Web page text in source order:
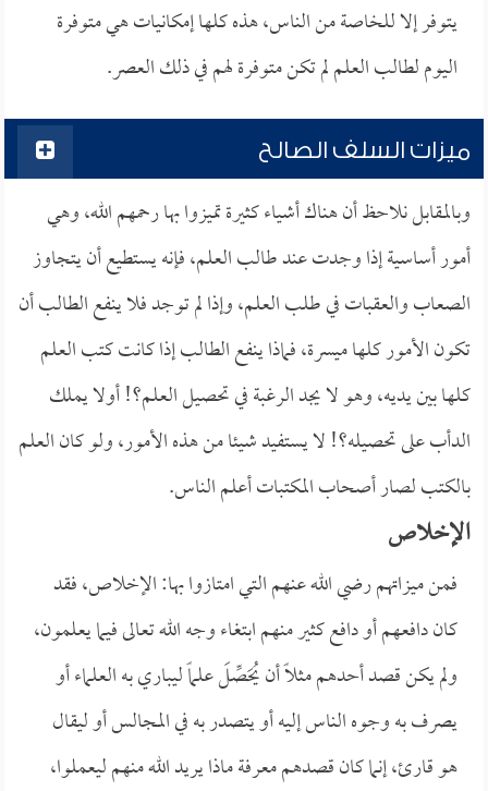
يتوفر إلا للخاصة من الناس، هذه كلها إمكانيات هي متوفرة
اليوم لطالب العلم لم تكن متوفرة لهم في ذلك العصر.
ميزات السلف الصالح
وبالمقابل نلاحظ أن هناك أشياء كثيرة تميزوا بها رحمهم الله، وهي
أمور أساسية إذا وجدت عند طالب العلم، فإنه يستطيع أن يتجاوز
الصعاب والعقبات في طلب العلم، وإذا لم توجد فلا ينفع الطالب أن
تكون الأمور كلها ميسرة، فماذا ينفع الطالب إذا كانت كتب العلم
كلها بين يديه، وهو لا يجد الرغبة في تحصيل العلم؟! أولا يملك
الدأب على تحصيله؟! لا يستفيد شيئا من هذه الأمور، ولو كان العلم
بالكتب لصار أصحاب المكتبات أعلم الناس.
الإخلاص
فمن ميزاتهم رضي الله عنهم التي امتازوا بها: الإخلاص، فقد
كان دافعهم أو دافع كثير منهم ابتغاء وجه الله تعالى فيما يعلمون،
ولم يكن قصد أحدهم مثلاً أن يُحَصِّلَ علماً ليباري به العلماء أو
يصرف به وجوه الناس إليه أو يتصدر به في المجالس أو ليقال
هو قارئ، إنما كان قصدهم معرفة ماذا يريد الله منهم ليعملوا،